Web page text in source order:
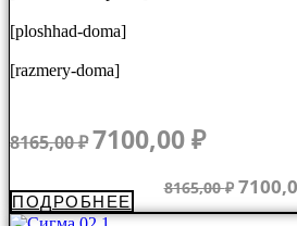
[ploshhad-doma]
[razmery-doma]
8165,00₽Первоначальная
цена
составляла
8165,00 ₽.
7100,00₽Текущая
7100,00 ₽.
8165,00₽
цена
ПОДРОБНЕЕ